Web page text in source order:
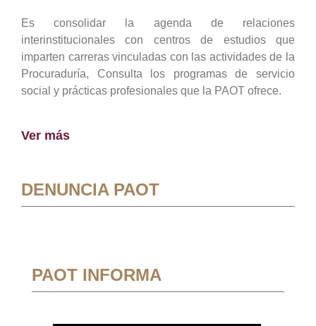
Es consolidar la agenda de relaciones
interinstitucionales con centros de estudios que
imparten carreras vinculadas con las actividades de la
Procuraduría, Consulta los programas de servicio
social y prácticas profesionales que la PAOT ofrece.
Ver más
DENUNCIA PAOT
PAOT INFORMA